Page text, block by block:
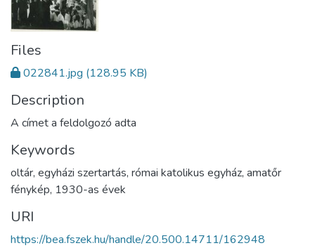
Files
022841.jpg (128.95 KB)
Description
A címet a feldolgozó adta
Keywords
oltár, egyházi szertartás, római katolikus egyház, amatőr
fénykép, 1930-as évek
URI
https://bea.fszek.hu/handle/20.500.14711/162948